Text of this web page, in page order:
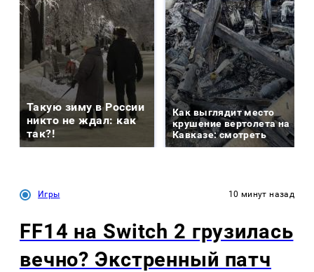
Такую зиму в России
никто не ждал: как
так?!
Как выглядит место
крушение вертолета на
Кавказе: смотреть
Игры 10 минут назад
FF14 на Switch 2 грузилась
вечно? Экстренный патч